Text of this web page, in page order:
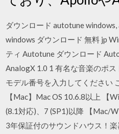
ダウンロード autotune
windows ダウンロード 無料 jp
ティ Autotune ダウンロード
AnalogX 1.0 1 有名な音楽のポ
モデル番号を入力してください
【Mac】Mac OS 10.6.8以上 【
(8.1対応)、7 (SP1)以降 【Mac/
3年保証付のサウンドハウス！